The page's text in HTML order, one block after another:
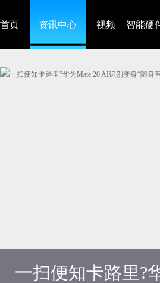
首页 资讯中心 视频 智能硬
一扫便知卡路里?